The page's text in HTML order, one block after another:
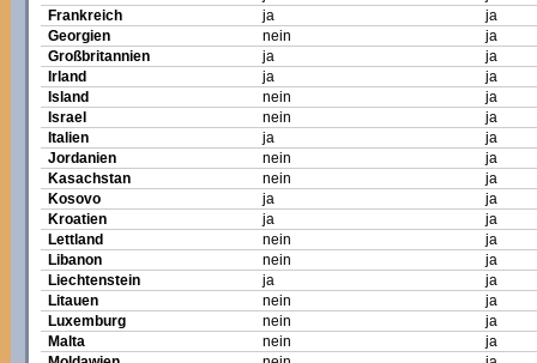
Frankreich
ja
ja
Georgien
nein
ja
Großbritannien
ja
ja
Irland
ja
ja
Island
nein
ja
Israel
nein
ja
Italien
ja
ja
Jordanien
nein
ja
Kasachstan
nein
ja
Kosovo
ja
ja
Kroatien
ja
ja
Lettland
nein
ja
Libanon
nein
ja
Liechtenstein
ja
ja
Litauen
nein
ja
Luxemburg
nein
ja
Malta
nein
ja